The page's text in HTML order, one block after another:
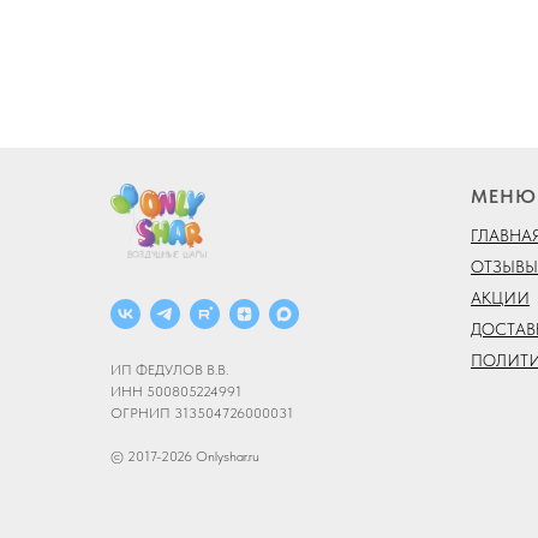
ИП ФЕДУЛОВ В.В.
ИНН 500805224991
ОГРНИП 313504726000031
© 2017-2026 Onlyshar.ru
МЕНЮ
ОТЗЫВЫ
АКЦИИ